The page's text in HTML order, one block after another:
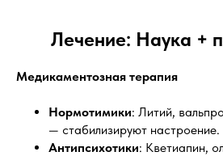
Лечение: Наука +
Медикаментозная терапия
Нормотимики: Литий,
— стабилизируют настроение.
Антипсихотики: Кветиапин,